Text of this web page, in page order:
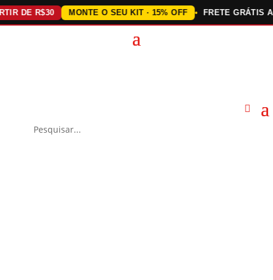
R$30 MONTE O SEU KIT · 15% OFF FRETE GRÁTIS